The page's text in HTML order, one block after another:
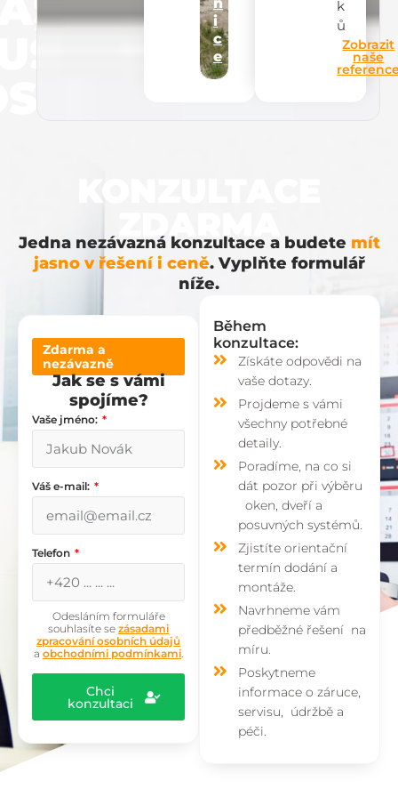
i
c
e
k
ů
Zobrazit
naše
ZDARMA
Jedna nezávazná konzultace a budete mít
jasno v řešení i ceně. Vyplňte formulář
níže.
Zdarma a
nezávazně
Jak se s vámi
spojíme?
Vaše jméno:
Váš e-mail:
Telefon
Odesláním formuláře
souhlasíte se zásadami
zpracování osobních údajů
a obchodními podmínkami
Chci
konzultaci
Během
konzultace:
Získáte odpovědi na
vaše dotazy.
Projdeme s vámi
všechny potřebné
detaily.
Poradíme, na co si
dát pozor při výběru
oken, dveří a
posuvných systémů.
Zjistíte orientační
termín dodání a
montáže.
Navrhneme vám
předběžné řešení na
míru.
Poskytneme
informace o záruce,
servisu, údržbě a
péči.